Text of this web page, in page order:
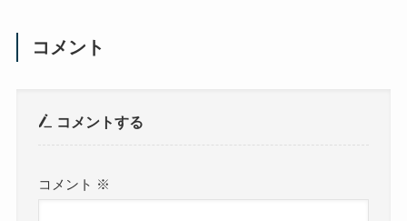
コメント
コメントする
コメント ※